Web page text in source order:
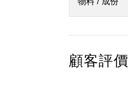
顧客評價